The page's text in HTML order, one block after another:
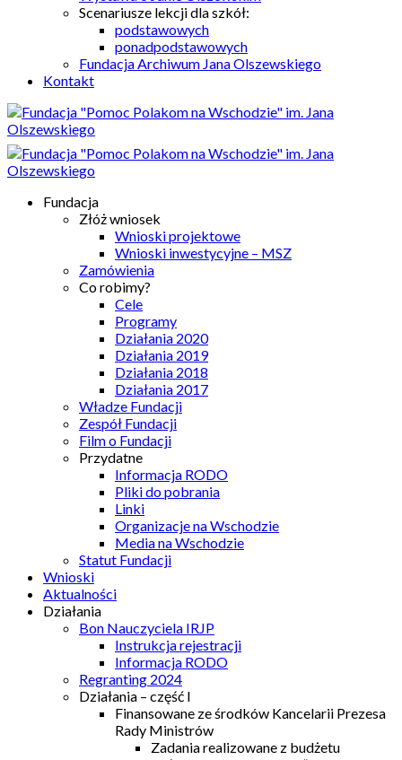
Scenariusze lekcji dla szkół:
podstawowych
ponadpodstawowych
Fundacja Archiwum Jana Olszewskiego
Kontakt
Fundacja
Złóż wniosek
Wnioski projektowe
Wnioski inwestycyjne – MSZ
Zamówienia
Co robimy?
Cele
Programy
Działania 2020
Działania 2019
Działania 2018
Działania 2017
Władze Fundacji
Zespół Fundacji
Film o Fundacji
Przydatne
Informacja RODO
Pliki do pobrania
Linki
Organizacje na Wschodzie
Media na Wschodzie
Statut Fundacji
Wnioski
Aktualności
Działania
Bon Nauczyciela IRJP
Instrukcja rejestracji
Informacja RODO
Regranting 2024
Działania – część I
Finansowane ze środków Kancelarii Prezesa
Rady Ministrów
Zadania realizowane z budżetu